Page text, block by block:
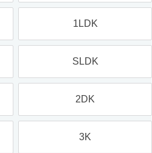
1LDK
SLDK
2DK
3K